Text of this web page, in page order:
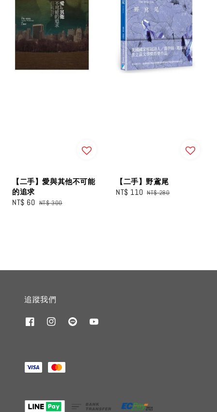
【二手】愛與其他不可能
的追求
Sale
NT$ 60 Regular
NT$ 300
【二手】野鳶尾
Sale
NT$ 110 Regular
NT$ 280
追蹤我們